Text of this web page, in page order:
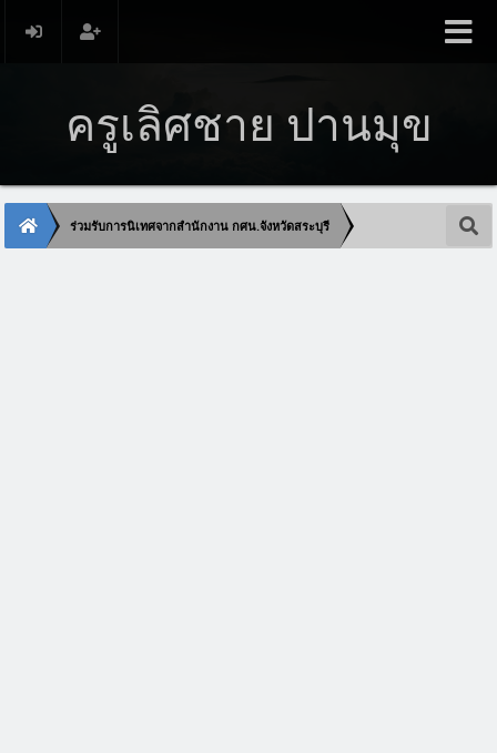
ครูเลิศชาย ปานมุข
ร่วมรับการนิเทศจากสำนักงาน กศน.จังหวัดสระบุรี